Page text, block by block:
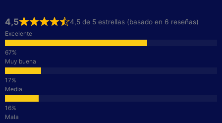
4,5 4,5 de 5 estrellas (basado en 6 reseñas)
Excelente
Muy buena
Media
Mala